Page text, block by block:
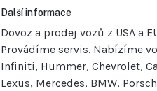
Další informace
Dovoz a prodej vozů z USA a
Provádíme servis. Nabízíme
Infiniti, Hummer, Chevrolet,
Lexus, Mercedes, BMW,